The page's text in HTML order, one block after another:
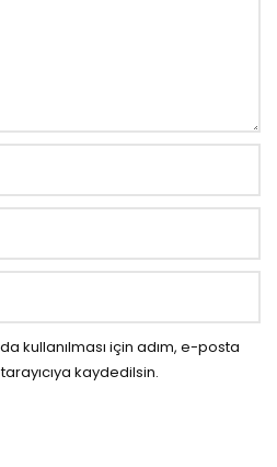
kullanılması için adım, e-posta
kaydedilsin.